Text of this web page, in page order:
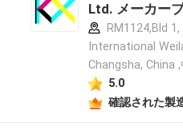
Ltd. メーカー
RM1124,Bld
International
Changsha, China ,
5.0
確認された製